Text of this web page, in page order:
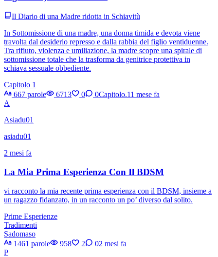
Il Diario di una Madre ridotta in Schiavitù
In Sottomissione di una madre, una donna timida e devota viene
travolta dal desiderio represso e dalla rabbia del figlio ventiduenne.
Tra rifiuto, violenza e umiliazione, la madre scopre una spirale di
sottomissione totale che la trasforma da genitrice protettiva in
schiava sessuale obbediente.
Capitolo 1
667 parole
6713 0 0Capitolo.11 mese fa
A
Asiadu01
asiadu01
2 mesi fa
La Mia Prima Esperienza Con Il BDSM
vi racconto la mia recente prima esperienza con il BDSM, insieme a
un ragazzo fidanzato, in un racconto un po’ diverso dal solito.
Prime Esperienze
Tradimenti
Sadomaso
1461 parole
958 2 02 mesi fa
P